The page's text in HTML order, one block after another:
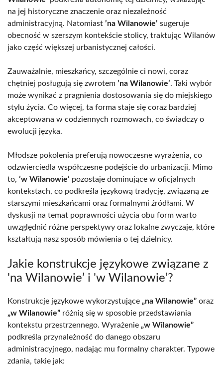
na jej historyczne znaczenie oraz niezależność
administracyjną. Natomiast ’na Wilanowie’ sugeruje
obecność w szerszym kontekście stolicy, traktując Wilanów
jako część większej urbanistycznej całości.
Zauważalnie, mieszkańcy, szczególnie ci nowi, coraz
chętniej posługują się zwrotem ’na Wilanowie’. Taki wybór
może wynikać z pragnienia dostosowania się do miejskiego
stylu życia. Co więcej, ta forma staje się coraz bardziej
akceptowana w codziennych rozmowach, co świadczy o
ewolucji języka.
Młodsze pokolenia preferują nowoczesne wyrażenia, co
odzwierciedla współczesne podejście do urbanizacji. Mimo
to, ’w Wilanowie’ pozostaje dominujące w oficjalnych
kontekstach, co podkreśla językową tradycję, związaną ze
starszymi mieszkańcami oraz formalnymi źródłami. W
dyskusji na temat poprawności użycia obu form warto
uwzględnić różne perspektywy oraz lokalne zwyczaje, które
kształtują nasz sposób mówienia o tej dzielnicy.
Jakie konstrukcje językowe związane z
'na Wilanowie’ i 'w Wilanowie’?
Konstrukcje językowe wykorzystujące „na Wilanowie” oraz
„w Wilanowie” różnią się w sposobie przedstawiania
kontekstu przestrzennego. Wyrażenie „w Wilanowie”
podkreśla przynależność do danego obszaru
administracyjnego, nadając mu formalny charakter. Typowe
zdania, takie jak: